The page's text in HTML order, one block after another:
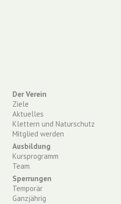
Der Verein
Ziele
Aktuelles
Klettern und Naturschutz
Mitglied werden
Ausbildung
Kursprogramm
Team
Sperrungen
Temporär
Ganzjährig